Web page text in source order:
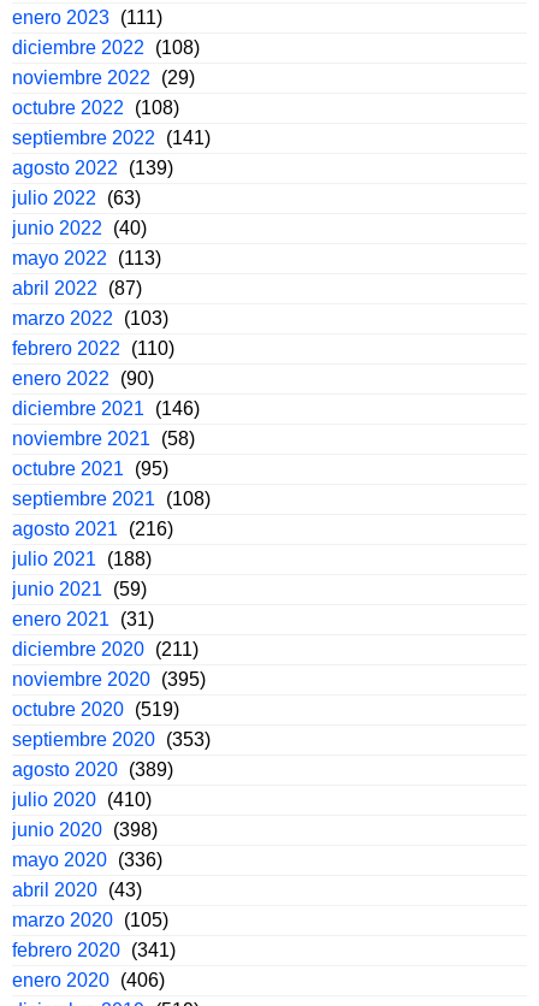
enero 2023 (111)
diciembre 2022
(108)
noviembre 2022
(29)
octubre 2022
(108)
septiembre 2022
(141)
agosto 2022
(139)
julio 2022
(63)
junio 2022
(40)
mayo 2022
(113)
abril 2022
(87)
marzo 2022
(103)
febrero 2022
(110)
enero 2022
(90)
diciembre 2021
(146)
noviembre 2021
(58)
octubre 2021
(95)
septiembre 2021
(108)
agosto 2021
(216)
julio 2021
(188)
junio 2021
(59)
enero 2021
(31)
diciembre 2020 (211)
noviembre 2020 (395)
octubre 2020 (519)
septiembre 2020 (353)
agosto 2020 (389)
julio 2020 (410)
junio 2020 (398)
mayo 2020 (336)
abril 2020 (43)
marzo 2020 (105)
febrero 2020 (341)
enero 2020 (406)